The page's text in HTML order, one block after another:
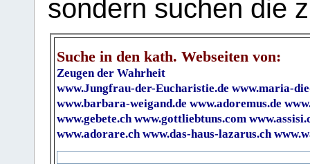
sondern suchen die
Suche in den kath. Webseiten von:
Zeugen der Wahrheit
www.Jungfrau-der-Eucharistie.de www.maria-
www.barbara-weigand.de www.adoremus.de
www.gebete.ch www.gottliebtuns.com
www.adorare.ch www.das-haus-lazarus.ch